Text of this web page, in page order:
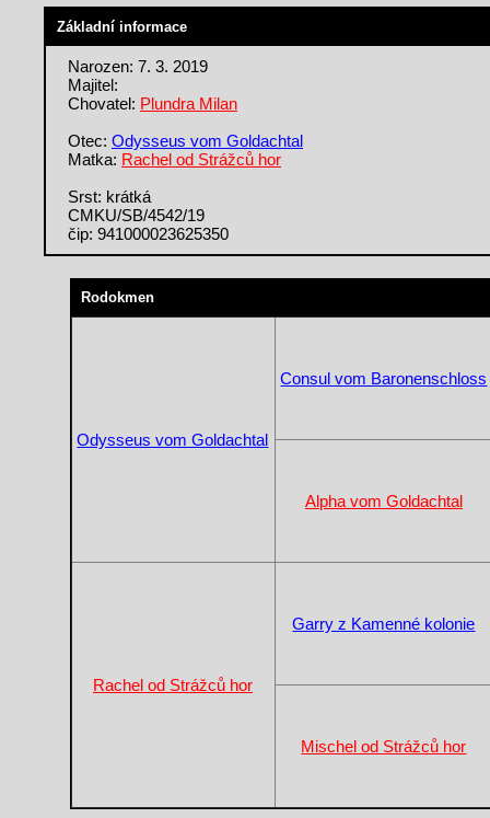
Základní informace
Narozen: 7. 3. 2019
Majitel:
Chovatel: Plundra Milan
Otec: Odysseus vom Goldachtal
Matka: Rachel od Strážců hor
Srst: krátká
CMKU/SB/4542/19
čip: 941000023625350
Rodokmen
Odysseus vom Goldachtal
Consul vom Baronenschloss
Alpha vom Goldachtal
Rachel od Strážců hor
Garry z Kamenné kolonie
Mischel od Strážců hor